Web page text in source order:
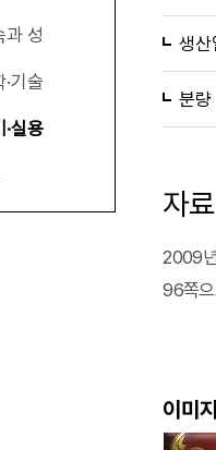
과 성
기술
실용
생산
분량
자
2009
96쪽으
이미